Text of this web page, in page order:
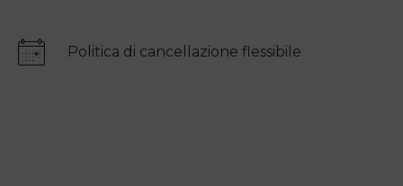
Politica di cancellazione flessibile